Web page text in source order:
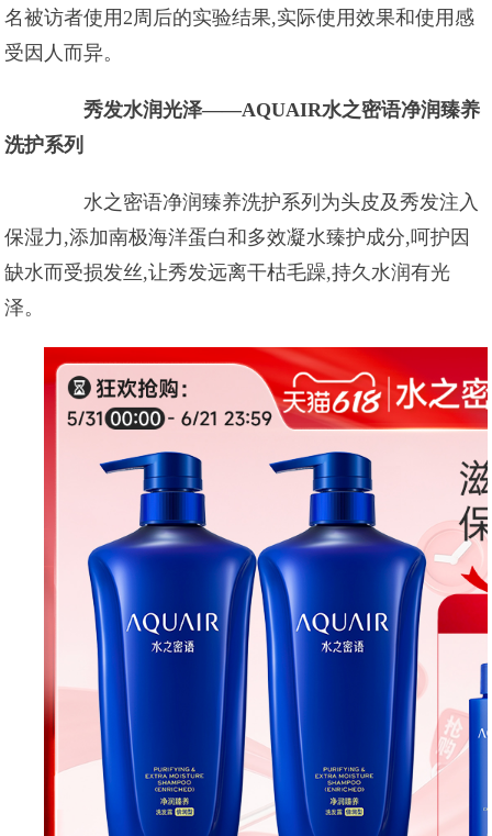
名被访者使用2周后的实验结果,实际使用效果和使用感
受因人而异。
秀发水润光泽——AQUAIR水之密语净润臻养
洗护系列
水之密语净润臻养洗护系列为头皮及秀发注入
保湿力,添加南极海洋蛋白和多效凝水臻护成分,呵护因
缺水而受损发丝,让秀发远离干枯毛躁,持久水润有光
泽。